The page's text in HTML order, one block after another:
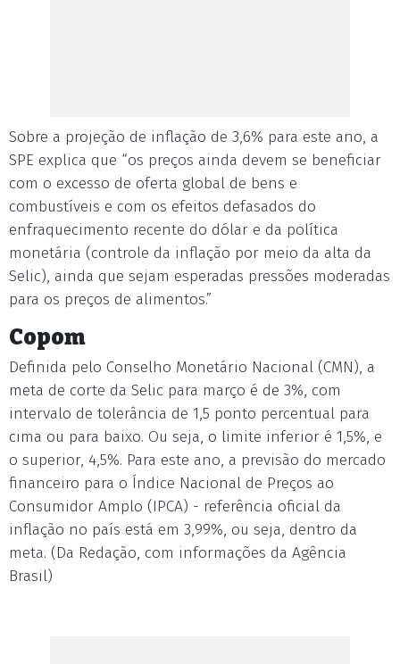
Sobre a projeção de inflação de 3,6% para este ano, a
SPE explica que “os preços ainda devem se beneficiar
com o excesso de oferta global de bens e
combustíveis e com os efeitos defasados do
enfraquecimento recente do dólar e da política
monetária (controle da inflação por meio da alta da
Selic), ainda que sejam esperadas pressões moderadas
para os preços de alimentos.”
Copom
Definida pelo Conselho Monetário Nacional (CMN), a
meta de corte da Selic para março é de 3%, com
intervalo de tolerância de 1,5 ponto percentual para
cima ou para baixo. Ou seja, o limite inferior é 1,5%, e
o superior, 4,5%. Para este ano, a previsão do mercado
financeiro para o Índice Nacional de Preços ao
Consumidor Amplo (IPCA) - referência oficial da
inflação no país está em 3,99%, ou seja, dentro da
meta. (Da Redação, com informações da Agência
Brasil)